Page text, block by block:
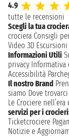
4.9
tutte le recensioni
Scegli la tua
crociera Consigli
Video 3D Escursioni
Informazioni Utili
privacy Informativa
Accessibilità
Il nostro Brand
siamo Dove trovarci
Le Crociere
servizi per i
Ticketcrociere
Notizie e